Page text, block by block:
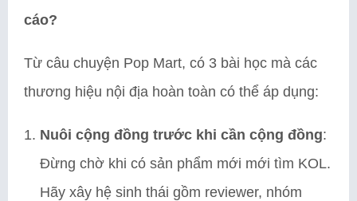
cáo?
Từ câu chuyện Pop Mart, có 3 bài học mà các
thương hiệu nội địa hoàn toàn có thể áp dụng:
Nuôi cộng đồng trước khi cần cộng đồng:
Đừng chờ khi có sản phẩm mới mới tìm KOL.
Hãy xây hệ sinh thái gồm reviewer, nhóm